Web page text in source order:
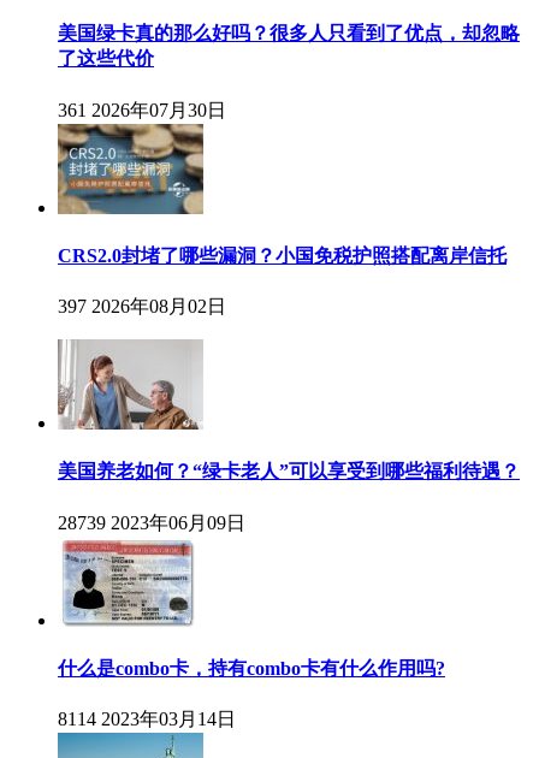
美国绿卡真的那么好吗？很多人只看到了优点，却忽略
了这些代价
361 2026年07月30日
CRS2.0封堵了哪些漏洞？小国免税护照搭配离岸信托
397 2026年08月02日
美国养老如何？“绿卡老人”可以享受到哪些福利待遇？
28739 2023年06月09日
什么是combo卡，持有combo卡有什么作用吗?
8114 2023年03月14日